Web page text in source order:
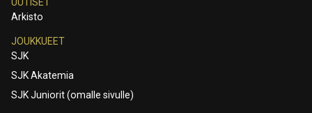
UUTISET
Arkisto
JOUKKUEET
SJK
SJK Akatemia
SJK Juniorit (omalle sivulle)